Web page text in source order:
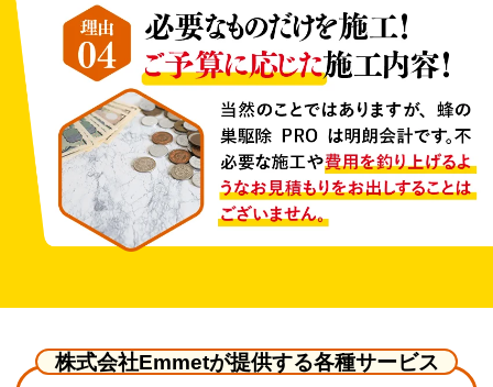
株式会社Emmetが提供する各種サービス